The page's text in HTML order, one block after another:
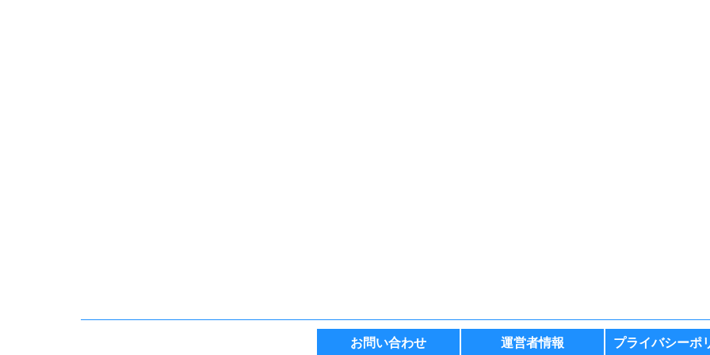
お問い合わせ 運営者情報 プライバシーポ